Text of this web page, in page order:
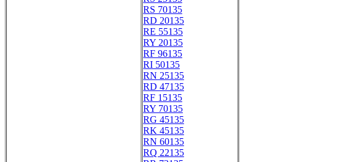
RS 70135
RD 20135
RE 55135
RY 20135
RF 96135
RI 50135
RN 25135
RD 47135
RF 15135
RY 70135
RG 45135
RK 45135
RN 60135
RQ 22135